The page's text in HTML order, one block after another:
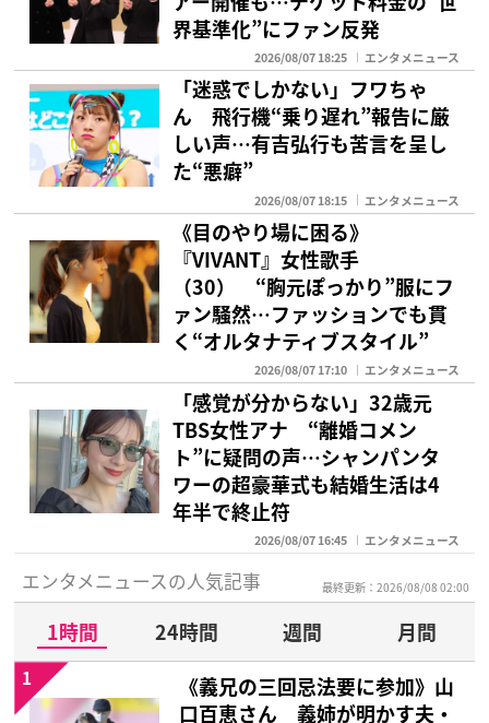
界基準化”にファン反発
2026/08/07 18:25 エンタメニュース
「迷惑でしかない」フワちゃ
ん 飛行機“乗り遅れ”報告に厳
しい声…有吉弘行も苦言を呈し
た“悪癖”
2026/08/07 18:15 エンタメニュース
《目のやり場に困る》
『VIVANT』女性歌手
（30） “胸元ぽっかり”服にフ
ァン騒然…ファッションでも貫
く“オルタナティブスタイル”
2026/08/07 17:10 エンタメニュース
「感覚が分からない」32歳元
TBS女性アナ “離婚コメン
ト”に疑問の声…シャンパンタ
ワーの超豪華式も結婚生活は4
年半で終止符
2026/08/07 16:45 エンタメニュース
エンタメニュースの人気記事 最終更新：2026/08/08 02:00
1時間 24時間 週間
月間
《義兄の三回忌法要に参加》山
口百恵さん 義姉が明かす夫・
1